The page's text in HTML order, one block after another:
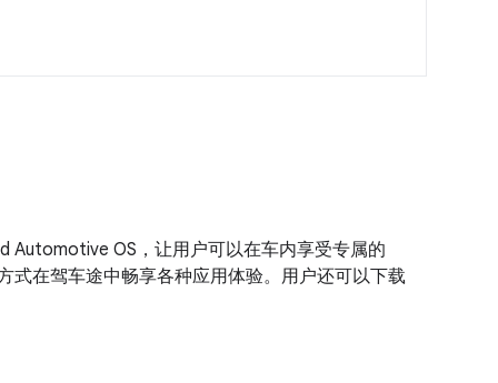
Automotive OS，让用户可以在车内享受专属的
式在驾车途中畅享各种应用体验。用户还可以下载